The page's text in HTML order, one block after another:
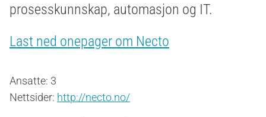
prosesskunnskap, automasjon og IT.
Last ned onepager om Necto
Ansatte: 3
Nettsider: http://necto.no/